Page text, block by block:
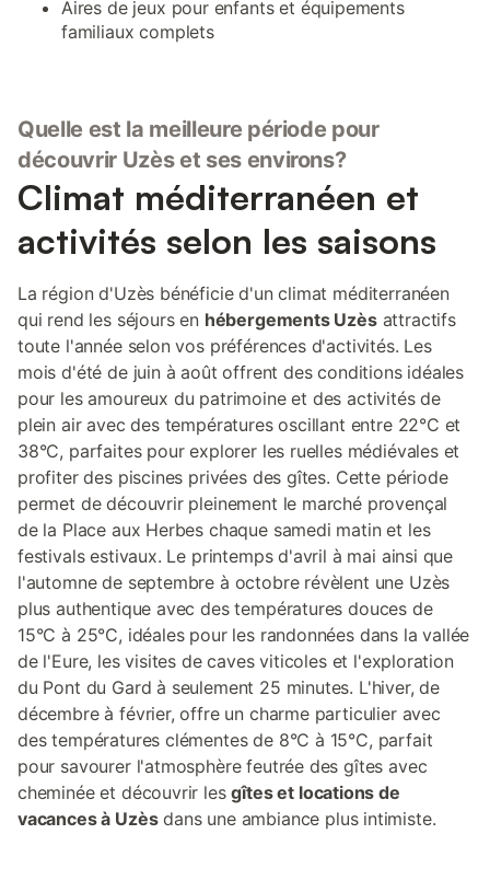
Aires de jeux pour enfants et équipements
familiaux complets
Quelle est la meilleure période pour
découvrir Uzès et ses environs?
Climat méditerranéen et
activités selon les saisons
La région d'Uzès bénéficie d'un climat méditerranéen
qui rend les séjours en hébergements Uzèsattractifs
toute l'année selon vos préférences d'activités. Les
mois d'été de juin à août offrent des conditions idéales
pour les amoureux du patrimoine et des activités de
plein air avec des températures oscillant entre 22°C et
38°C, parfaites pour explorer les ruelles médiévales et
profiter des piscines privées des gîtes. Cette période
permet de découvrir pleinement le marché provençal
de la Place aux Herbes chaque samedi matin et les
festivals estivaux. Le printemps d'avril à mai ainsi que
l'automne de septembre à octobre révèlent une Uzès
plus authentique avec des températures douces de
15°C à 25°C, idéales pour les randonnées dans la vallée
de l'Eure, les visites de caves viticoles et l'exploration
du Pont du Gard à seulement 25 minutes. L'hiver, de
décembre à février, offre un charme particulier avec
des températures clémentes de 8°C à 15°C, parfait
pour savourer l'atmosphère feutrée des gîtes avec
cheminée et découvrir lesgîtes et locations de
vacances à Uzèsdans une ambiance plus intimiste.